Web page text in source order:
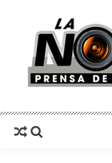
La Nota